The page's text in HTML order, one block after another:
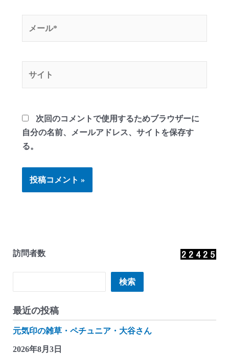
*
次回のコメントで使用するためブラウザーに
自分の名前、メールアドレス、サイトを保存す
る。
訪問者数
検索
最近の投稿
元気印の雑草・ペチュニア・大谷さん
2026年8月3日